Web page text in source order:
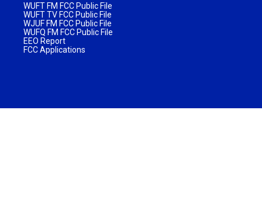
WUFT FM FCC Public File
WUFT TV FCC Public File
WJUF FM FCC Public File
WUFQ FM FCC Public File
EEO Report
FCC Applications